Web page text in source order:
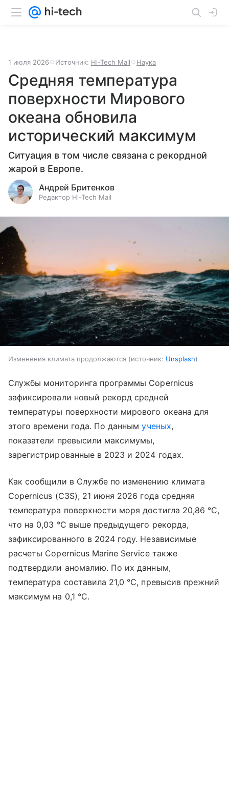
1 июля 2026 Источник: Hi-Tech Mail Наука
Средняя температура
поверхности Мирового
океана обновила
исторический максимум
Ситуация в том числе связана с рекордной
жарой в Европе.
Андрей Бритенков
Редактор Hi-Tech Mail
Изменения климата продолжаются источник: Unsplash
Службы мониторинга программы Copernicus
зафиксировали новый рекорд средней
температуры поверхности мирового океана для
этого времени года. По даннымученых,
показатели превысили максимумы,
зарегистрированные в 2023 и 2024 годах.
Как сообщили в Службе по изменению климата
Copernicus (C3S), 21 июня 2026 года средняя
температура поверхности моря достигла 20,86 °C,
что на 0,03 °C выше предыдущего рекорда,
зафиксированного в 2024 году. Независимые
расчеты Copernicus Marine Service также
подтвердили аномалию. По их данным,
температура составила 21,0 °C, превысив прежний
максимум на 0,1 °C.